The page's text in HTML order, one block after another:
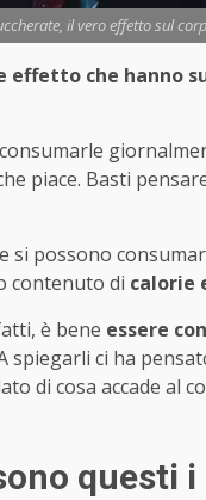
il vero effetto sul
effetto che hanno
piace. Basti
possono
contenuto di calorie
è bene essere
spiegarli ci ha
di cosa accade al
questi